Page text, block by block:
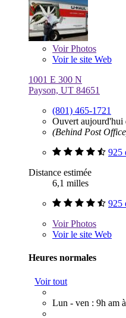
VoirPhotos
Voir le site Web
1001 E 300 N
Payson, UT 84651
(801) 465-1721
Ouvert aujourd'hui
(Behind Post
925
Distance estimée
6,1 milles
925
VoirPhotos
Voir le site Web
Heures normales
Voir tout
Lun - ven : 9h am